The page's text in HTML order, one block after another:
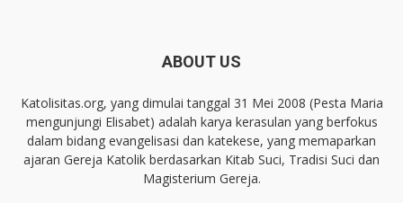
ABOUT US
Katolisitas.org, yang dimulai tanggal 31 Mei 2008 (Pesta Maria
mengunjungi Elisabet) adalah karya kerasulan yang berfokus
dalam bidang evangelisasi dan katekese, yang memaparkan
ajaran Gereja Katolik berdasarkan Kitab Suci, Tradisi Suci dan
Magisterium Gereja.